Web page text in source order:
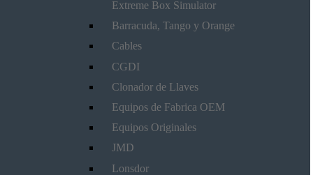
Extreme Box Simulator
Barracuda, Tango y Orange
Cables
CGDI
Clonador de Llaves
Equipos de Fabrica OEM
Equipos Originales
JMD
Lonsdor